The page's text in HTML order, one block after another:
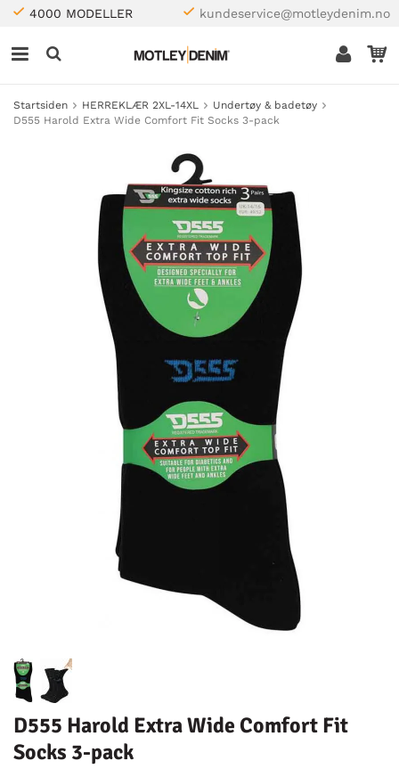
4000 MODELLER kundeservice@motleydenim.no
Startsiden HERREKLÆR 2XL-14XL
Undertøy & badetøy
D555 Harold Extra Wide Comfort Fit Socks 3-pack
D555 Harold Extra Wide Comfort Fit
Socks 3-pack